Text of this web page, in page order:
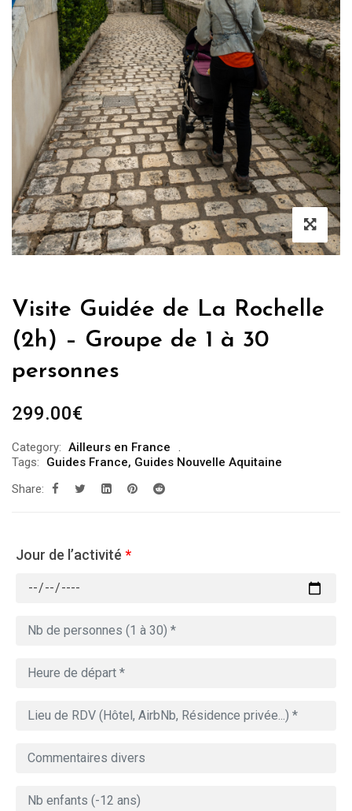
Visite Guidée de La Rochelle
(2h) – Groupe de 1 à 30
personnes
299.00€
Category: Ailleurs en France
Tags:
Guides France, Guides Nouvelle Aquitaine
Share:
Jour de l’activité *